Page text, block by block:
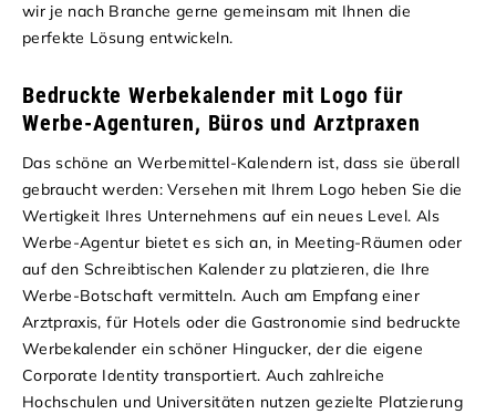
wir je nach Branche gerne gemeinsam mit Ihnen die
perfekte Lösung entwickeln.
Bedruckte Werbekalender mit Logo für
Werbe-Agenturen, Büros und Arztpraxen
Das schöne an Werbemittel-Kalendern ist, dass sie überall
gebraucht werden: Versehen mit Ihrem Logo heben Sie die
Wertigkeit Ihres Unternehmens auf ein neues Level. Als
Werbe-Agentur bietet es sich an, in Meeting-Räumen oder
auf den Schreibtischen Kalender zu platzieren, die Ihre
Werbe-Botschaft vermitteln. Auch am Empfang einer
Arztpraxis, für Hotels oder die Gastronomie sind bedruckte
Werbekalender ein schöner Hingucker, der die eigene
Corporate Identity transportiert. Auch zahlreiche
Hochschulen und Universitäten nutzen gezielte Platzierung